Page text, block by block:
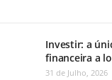
Investir: a
financeira a
31 de Julho, 2026